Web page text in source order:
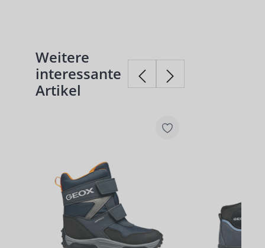
Produktgalerie überspringen
Weitere
interessante
Artikel